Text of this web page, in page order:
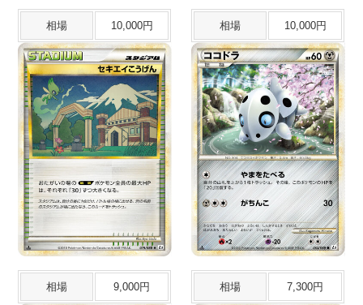
相場 10,000円 相場 10,000円
相場 9,000円 相場 7,300円